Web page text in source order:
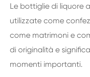
Le bottiglie di liquore
utilizzate come
come matrimoni e
di originalità e
momenti importanti.